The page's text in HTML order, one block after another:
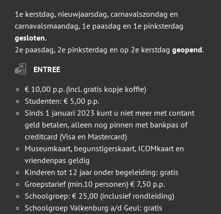
1e kerstdag, nieuwjaarsdag, carnavalszondag en
carnavalsmaandag, 1e paasdag en 1e pinksterdag
gesloten.
2e paasdag, 2e pinksterdag en op 2e kerstdag geopend.
ENTREE
€ 10,00 p.p. (incl. gratis kopje koffie)
Studenten: € 5,00 p.p.
Sinds 1 januari 2023 kunt u niet meer met contant
geld betalen, alleen nog pinnen met bankpas of
creditcard (Visa en Mastercard)
Museumkaart, begunstigerskaart, ICOMkaart en
vriendenpas geldig
Kinderen tot 12 jaar onder begeleiding: gratis
Groepstarief (min.10 personen) € 7,50 p.p.
Schoolgroep: € 25,00 (inclusief rondleiding)
Schoolgroep Valkenburg a/d Geul: gratis